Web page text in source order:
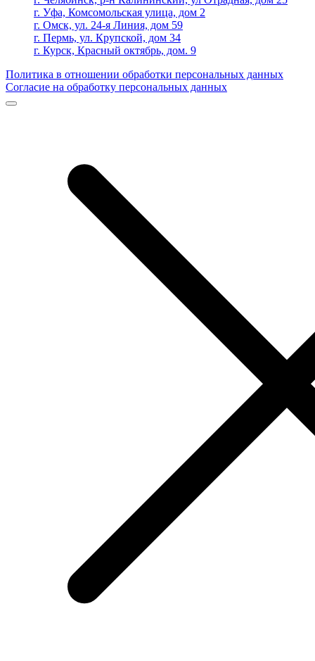
г. Уфа, Комсомольская улица, дом 2
г. Омск, ул. 24-я Линия, дом 59
г. Пермь, ул. Крупской, дом 34
г. Курск, Красный октябрь, дом. 9
Политика в отношении обработки персональных данных
Согласие на обработку персональных данных